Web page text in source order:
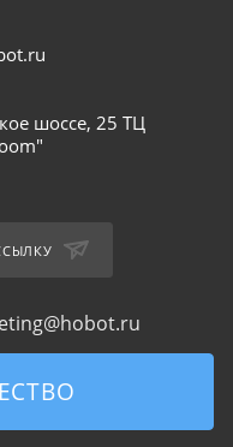
шоссе, 25 ТЦ